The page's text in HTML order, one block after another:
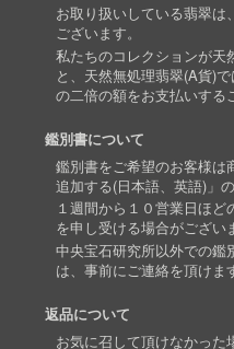
お取り扱いしている翡翠
ございます。
私たちのコレクションが天
と、天然無処理翡翠(A貨)
の二倍の額をお支払いする
鑑別書について
鑑別書をご希望のお客様は
追加する(日本語、英語)」
１週間から１０営業日ほ
を申し受ける場合がござい
中央宝石研究所以外での鑑
は、事前にご連絡を頂けま
返品について
お気に召して頂けなかった